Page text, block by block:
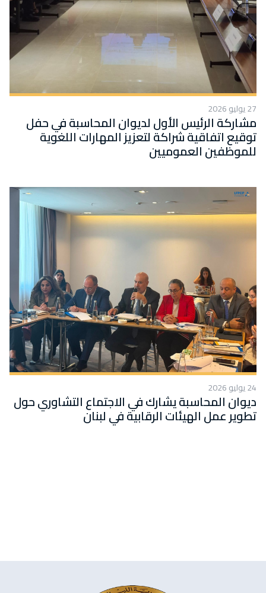
27 يوليو 2026
مشاركة الرئيس الأول لديوان المحاسبة في حفل
توقيع اتفاقية شراكة لتعزيز المهارات اللغوية
للموظفين العموميين
24 يوليو 2026
ديوان المحاسبة يشارك في الاجتماع التشاوري حول
تطوير عمل الهيئات الرقابية في لبنان